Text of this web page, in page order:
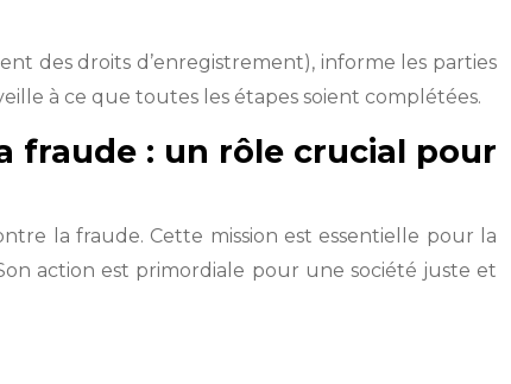
des droits d’enregistrement), informe les parties
à ce que toutes les étapes soient complétées.
fraude : un rôle crucial pour
la fraude. Cette mission est essentielle pour la
action est primordiale pour une société juste et